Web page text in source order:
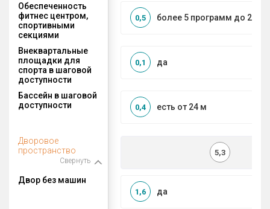
Обеспеченность
фитнес центром,
спортивными
секциями
более 5 программ до 2 км
0,5
Внеквартальные
площадки для
спорта в шаговой
доступности
да
0,1
Бассейн в шаговой
доступности
есть от 24 м
0,4
Дворовое
пространство
Свернуть
5,3
Двор без машин
да
1,6